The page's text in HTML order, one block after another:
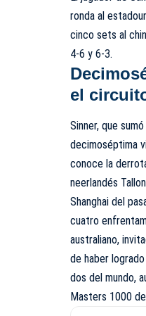
ronda al
cinco sets al
4-6 y 6-3.
el
Sinner, que
decimoséptima
conoce la
neerlandés
Shanghai del
cuatro
australiano,
de haber
dos del mundo,
Masters 1000